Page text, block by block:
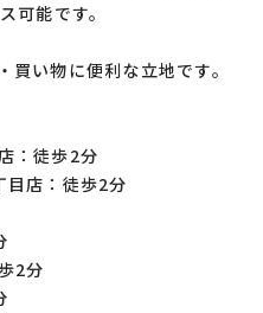
可能です。
い物に便利な立地です。
：徒歩2分
目店：徒歩2分
2分